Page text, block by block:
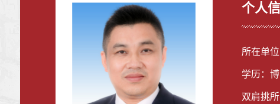
个人
所在单
学历：
双肩挑